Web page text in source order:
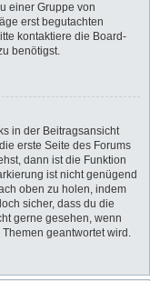
einer Gruppe von
erst begutachten
kontaktiere die Board-
benötigst.
in der Beitragsansicht
erste Seite des Forums
dann ist die Funktion
ist nicht genügend
oben zu holen, indem
sicher, dass du die
gerne gesehen, wenn
geantwortet wird.